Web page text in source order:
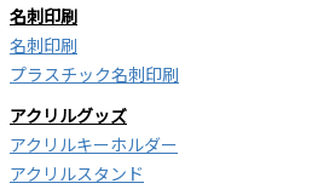
名刺印刷
名刺印刷
プラスチック名刺印刷
アクリルグッズ
アクリルキーホルダー
アクリルスタンド